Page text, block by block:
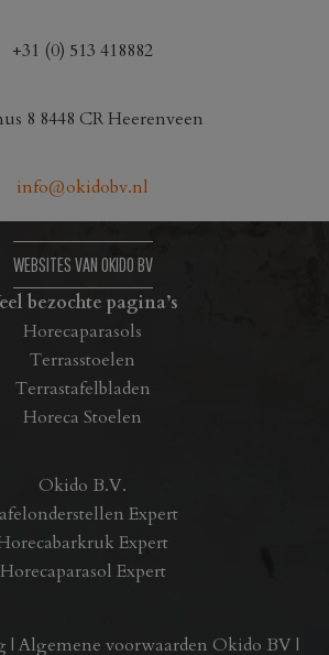
Deze
gekozen
op
productpagina
+31 (0) 513 418882
8 8448 CR Heerenveen
info@okidobv.nl
WEBSITES VAN OKIDO BV
bezochte pagina’s
Horecaparasols
Terrasstoelen
Terrastafelbladen
Horeca Stoelen
Okido B.V.
Expert
Expert
Horecaparasol Expert
| Algemene voorwaarden Okido BV |